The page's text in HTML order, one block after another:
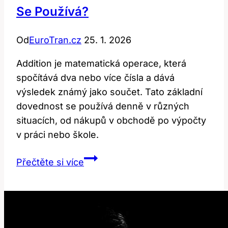
Detailní
Se Používá?
OdEuroTran.cz 25. 1. 2026
Addition je matematická operace, která
spočítává dva nebo více čísla a dává
výsledek známý jako součet. Tato základní
dovednost se používá denně v různých
situacích, od nákupů v obchodě po výpočty
v práci nebo škole.
Přečtěte si víceAddition: